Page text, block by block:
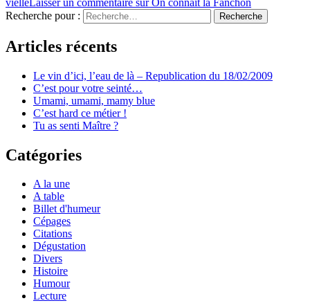
Recherche pour :
Recherche
Articles récents
Le vin d’ici, l’eau de là – Republication du 18/02/2009
C’est pour votre seinté…
Umami, umami, mamy blue
C’est hard ce métier !
Tu as senti Maître ?
Catégories
A la une
A table
Billet d'humeur
Cépages
Citations
Dégustation
Divers
Histoire
Humour
Lecture